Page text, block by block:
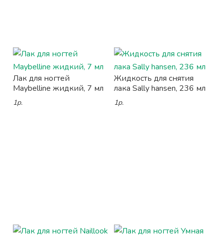
Лак для ногтей
Maybelline жидкий, 7 мл
1р.
Жидкость для снятия
лака Sally hansen, 236 мл
1р.